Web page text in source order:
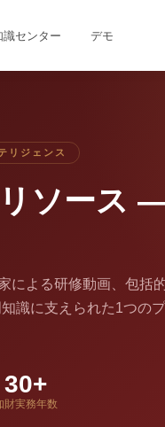
識センター デモ
リジェンス
ソース
による研修動画、包括
識に支えられた1つの
30+
財実務年数